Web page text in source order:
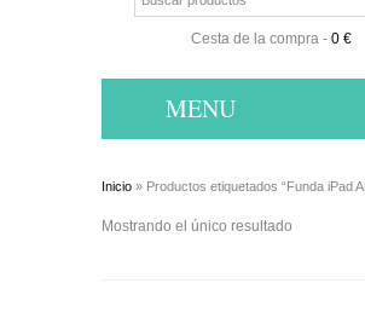
Cesta de la compra- 0 €
MENU
Inicio » Productos etiquetados “Funda iPad
Mostrando el único resultado